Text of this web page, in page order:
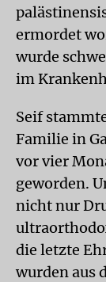
ermordet
wurde
im
Seif
Familie in
vor vier
geworden.
nicht nur
die letzte
wurden aus